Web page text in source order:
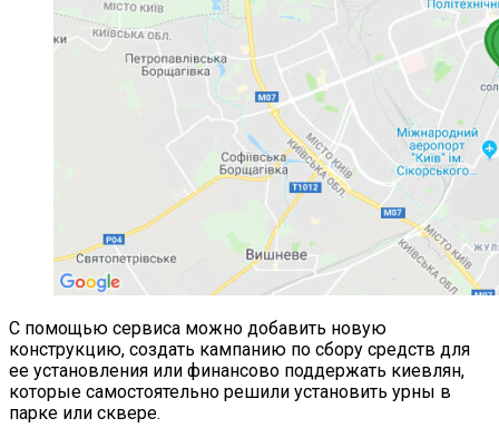
С помощью сервиса можно добавить новую
конструкцию, создать кампанию по сбору средств для
ее установления или финансово поддержать киевлян,
которые самостоятельно решили установить урны в
парке или сквере.